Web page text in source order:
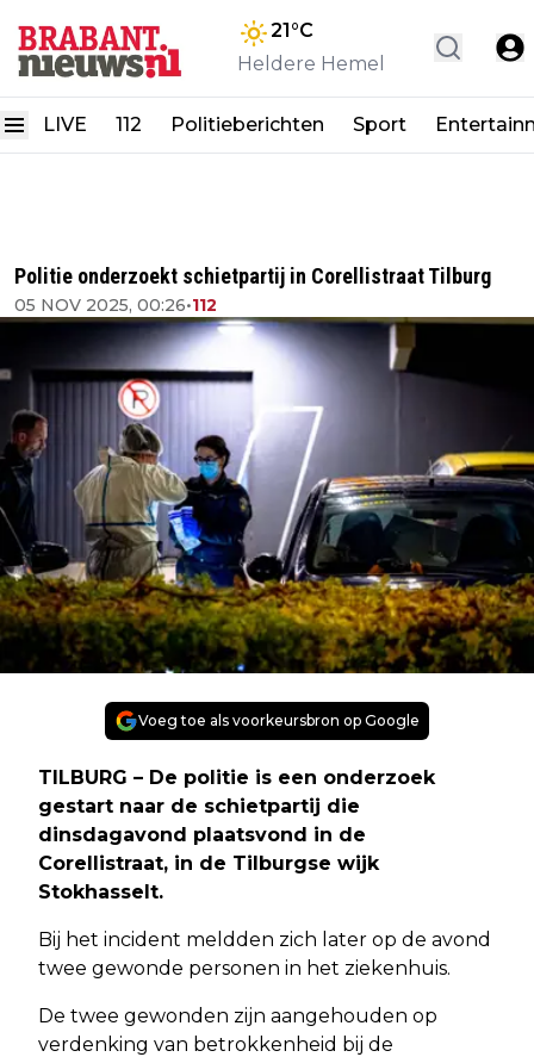
21 °C
Heldere Hemel
LIVE 112 Politieberichten Sport
Politie onderzoekt schietpartij in Corellistraat Tilburg
05 NOV 2025, 00:26•112
Voeg toe als voorkeursbron op Google
TILBURG – De politie is een onderzoek
gestart naar de schietpartij die
dinsdagavond plaatsvond in de
Corellistraat, in de Tilburgse wijk
Stokhasselt.
Bij het incident meldden zich later op de avond
twee gewonde personen in het ziekenhuis.
De twee gewonden zijn aangehouden op
verdenking van betrokkenheid bij de